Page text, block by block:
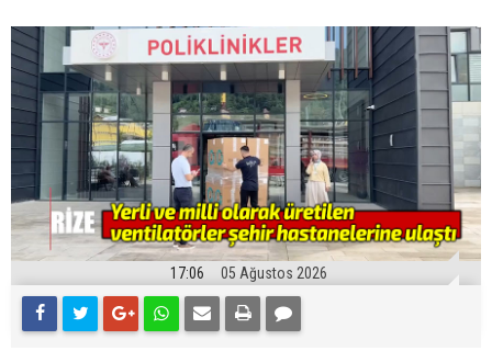
17:06 05 Ağustos 2026